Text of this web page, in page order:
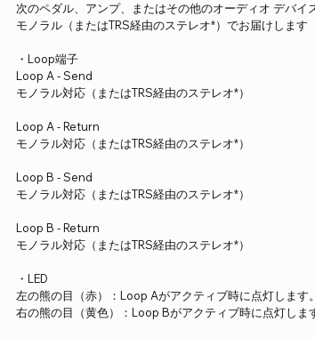
次のペダル、アンプ、またはその他のオーディオ デバイ
モノラル（またはTRS経由のステレオ*）でお届けします
・Loop端子
Loop A - Send
モノラル対応（またはTRS経由のステレオ*）
Loop A - Return
モノラル対応（またはTRS経由のステレオ*）
Loop B - Send
モノラル対応（またはTRS経由のステレオ*）
Loop B - Return
モノラル対応（またはTRS経由のステレオ*）
・LED
左の熊の目（赤）：Loop Aがアクティブ時に点灯します。
右の熊の目（黄色）：Loop Bがアクティブ時に点灯しま